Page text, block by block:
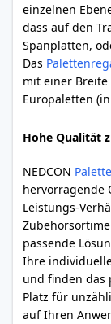
einzelnen
dass auf den
Spanplatten,
Das
mit einer Breite
Europaletten
Hohe Qualität
NEDCON
hervorragende
Leistungs-
passende
Ihre
und finden das
Platz für
auf Ihren